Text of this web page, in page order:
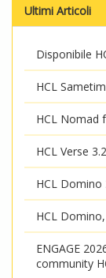
Ultimi Articoli
Disponibile
HCL
HCL Nomad
HCL Verse
HCL Domino
HCL
ENGAGE
community